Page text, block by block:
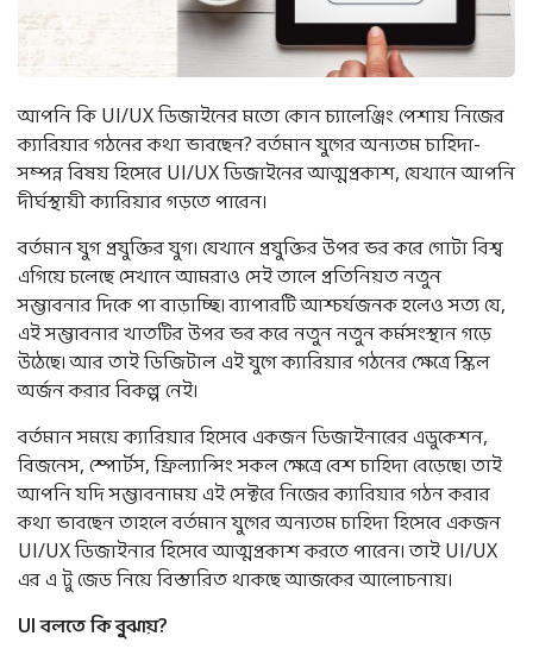
আপনি কি UI/UX ডিজাইনের মতো কোন চ্যালেঞ্জিং পেশায় নিজের
ক্যারিয়ার গঠনের কথা ভাবছেন? বর্তমান যুগের অন্যতম চাহিদা-
সম্পন্ন বিষয় হিসেবে UI/UX ডিজাইনের আত্মপ্রকাশ, যেখানে আপনি
দীর্ঘস্থায়ী ক্যারিয়ার গড়তে পারেন।
বর্তমান যুগ প্রযুক্তির যুগ। যেখানে প্রযুক্তির উপর ভর করে গোটা বিশ্ব
এগিয়ে চলেছে সেখানে আমরাও সেই তালে প্রতিনিয়ত নতুন
সম্ভাবনার দিকে পা বাড়াচ্ছি। ব্যাপারটি আশ্চর্যজনক হলেও সত্য যে,
এই সম্ভাবনার খাতটির উপর ভর করে নতুন নতুন কর্মসংস্থান গড়ে
উঠেছে। আর তাই ডিজিটাল এই যুগে ক্যারিয়ার গঠনের ক্ষেত্রে স্কিল
অর্জন করার বিকল্প নেই।
বর্তমান সময়ে ক্যারিয়ার হিসেবে একজন ডিজাইনারের এডুকেশন,
বিজনেস, স্পোর্টস, ফ্রিল্যান্সিং সকল ক্ষেত্রে বেশ চাহিদা বেড়েছে। তাই
আপনি যদি সম্ভাবনাময় এই সেক্টরে নিজের ক্যারিয়ার গঠন করার
কথা ভাবছেন তাহলে বর্তমান যুগের অন্যতম চাহিদা হিসেবে একজন
UI/UX ডিজাইনার হিসেবে আত্মপ্রকাশ করতে পারেন। তাই UI/UX
এর এ টু জেড নিয়ে বিস্তারিত থাকছে আজকের আলোচনায়।
UIবলতেকিবুঝায়?